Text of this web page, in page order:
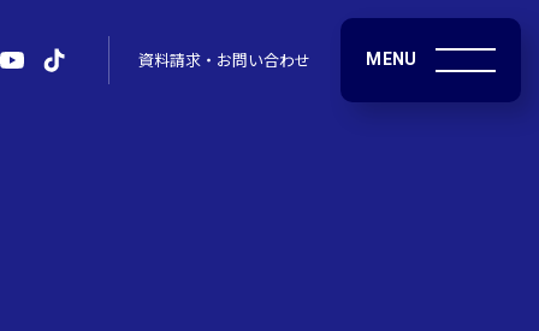
資料請求・お問い合わせ MENU